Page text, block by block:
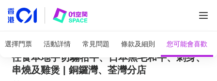
選擇門票 活動詳情 常見問題 條款及細則 您可能會喜歡
放題優惠 | 牛之鍋 2小時火鍋放題獨家88折 |
任食本地手切騸牯牛、日本黑毛和牛、刺身、
串燒及雞煲 | 銅鑼灣、荃灣分店